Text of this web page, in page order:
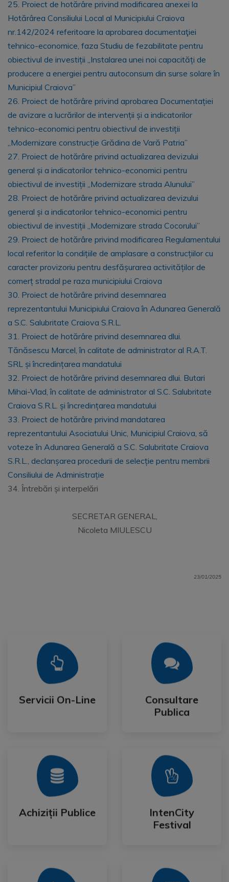
25. Proiect de hotărâre privind modificarea anexei la
Hotărârea Consiliului Local al Municipiului Craiova
nr.142/2024 referitoare la aprobarea documentaţiei
tehnico-economice, faza Studiu de fezabilitate pentru
obiectivul de investiții „Instalarea unei noi capacități de
producere a energiei pentru autoconsum din surse solare în
Municipiul Craiova”
26. Proiect de hotărâre privind aprobarea Documentației
de avizare a lucrărilor de intervenții și a indicatorilor
tehnico-economici pentru obiectivul de investiții
„Modernizare construcție Grădina de Vară Patria”
27. Proiect de hotărâre privind actualizarea devizului
general și a indicatorilor tehnico-economici pentru
obiectivul de investiții „Modernizare strada Alunului”
28. Proiect de hotărâre privind actualizarea devizului
general și a indicatorilor tehnico-economici pentru
obiectivul de investiții „Modernizare strada Cocorului”
29. Proiect de hotărâre privind modificarea Regulamentului
local referitor la condițiile de amplasare a construcțiilor cu
caracter provizoriu pentru desfășurarea activităților de
comerț stradal pe raza municipiului Craiova
30. Proiect de hotărâre privind desemnarea
reprezentantului Municipiului Craiova în Adunarea Generală
a S.C. Salubritate Craiova S.R.L.
31. Proiect de hotărâre privind desemnarea dlui.
Tănăsescu Marcel, în calitate de administrator al R.A.T.
SRL și încredințarea mandatului
32. Proiect de hotărâre privind desemnarea dlui. Butari
Mihai-Vlad, în calitate de administrator al S.C. Salubritate
Craiova S.R.L. și încredințarea mandatului
33. Proiect de hotărâre privind mandatarea
reprezentantului Asociatului Unic, Municipiul Craiova, să
voteze în Adunarea Generală a S.C. Salubritate Craiova
S.R.L., declanșarea procedurii de selecție pentru membrii
Consiliului de Administrație
34. Întrebări și interpelări
SECRETAR GENERAL,
Nicoleta MIULESCU
23/01/2025
Servicii On-Line
Servicii On-Line
Mai Mult
Consultare
Publica
Consultare
Publica
Mai Mult
Achiziții Publice
Achiziții Publice
Mai Mult
IntenCity
Festival
IntenCity
Festival
Mai Mult